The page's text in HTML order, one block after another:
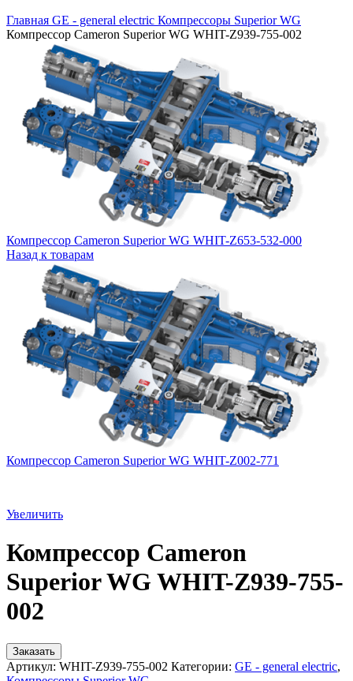
Главная GE - general electric Компрессоры Superior WG
Компрессор Cameron Superior WG WHIT-Z939-755-002
Компрессор Cameron Superior WG WHIT-Z653-532-000
Назад к товарам
Компрессор Cameron Superior WG WHIT-Z002-771
Увеличить
Компрессор Cameron
Superior WG WHIT-Z939-755-
002
Заказать
Артикул: WHIT-Z939-755-002 Категории: GE - general electric,